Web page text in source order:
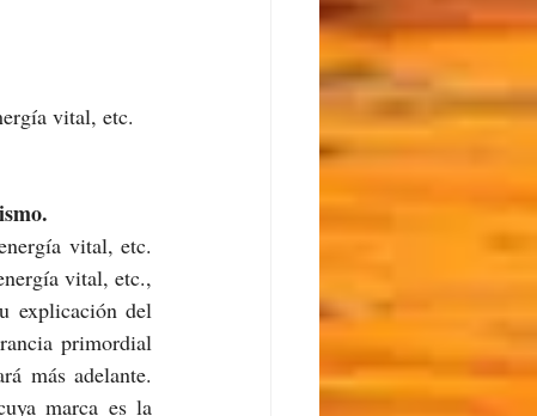
vital, etc.
vital, etc.
vital, etc.,
explicación del
primordial
más adelante.
marca es la